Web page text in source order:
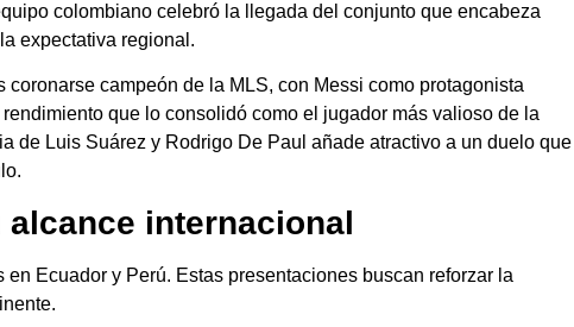
colombiano celebró la llegada del conjunto que encabeza
expectativa regional.
campeón de la MLS, con Messi como protagonista
que lo consolidó como el jugador más valioso de la
de Luis Suárez y Rodrigo De Paul añade atractivo a un duelo que
internacional
Ecuador y Perú. Estas presentaciones buscan reforzar la